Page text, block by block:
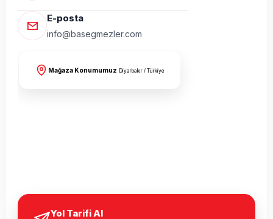
E-posta
info@basegmezler.com
Mağaza Konumumuz Diyarbakır / Türkiye
Yol Tarifi Al